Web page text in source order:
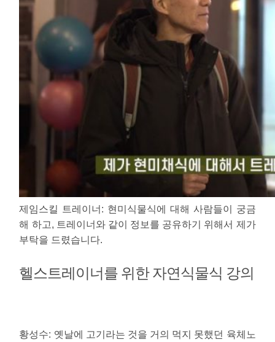
제임스킬 트레이너 : 현미식물식에 대해 사람들이 궁금
해 하고, 트레이너와 같이 정보를 공유하기 위해서 제가
부탁을 드렸습니다.
헬스트레이너를 위한 자연식물식 강의
황성수: 옛날에 고기라는 것을 거의 먹지 못했던 육체노